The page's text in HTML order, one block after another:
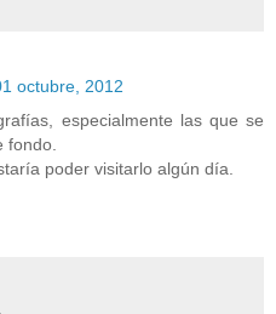
octubre, 2012
especialmente las que se
fondo.
poder visitarlo algún día.